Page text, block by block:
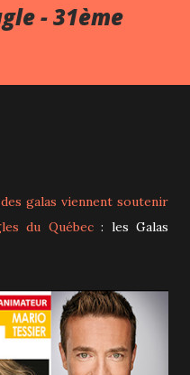
- 31ème
galas viennent soutenir
du Québec: les Galas